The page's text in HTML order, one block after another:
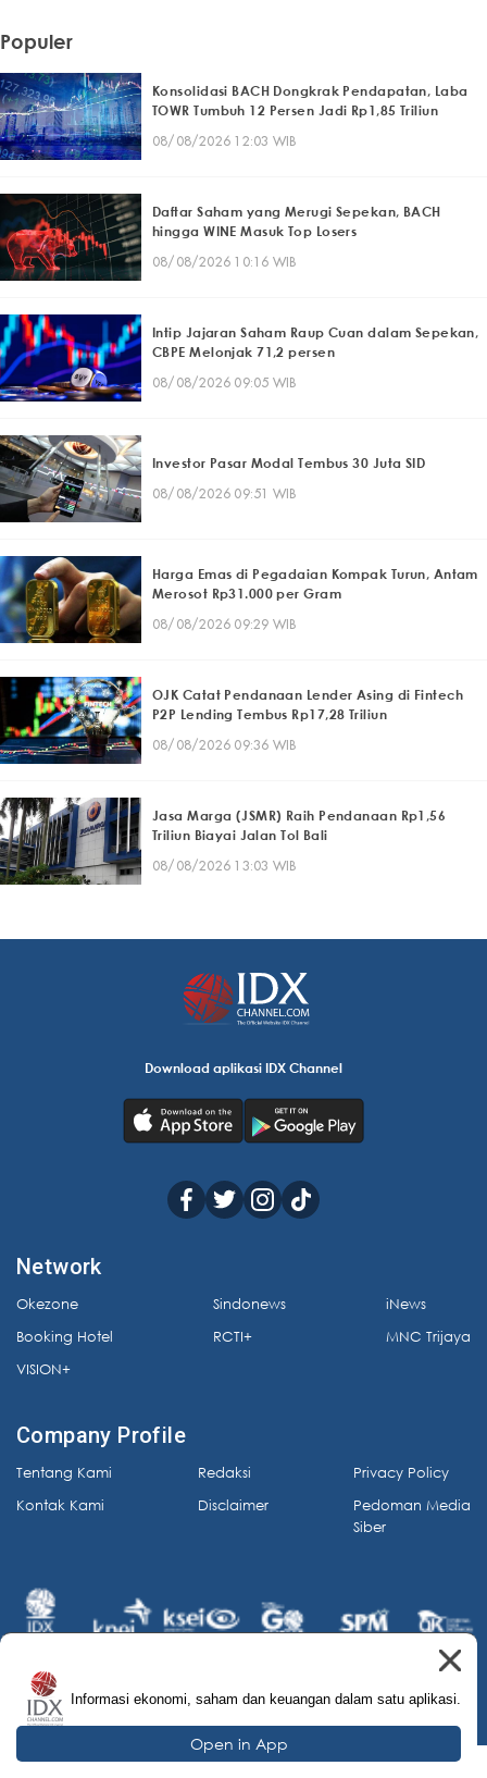
Populer
Konsolidasi BACH Dongkrak Pendapatan, Laba
TOWR Tumbuh 12 Persen Jadi Rp1,85 Triliun
08/08/2026 12:03 WIB
Daftar Saham yang Merugi Sepekan, BACH
hingga WINE Masuk Top Losers
08/08/2026 10:16 WIB
Intip Jajaran Saham Raup Cuan dalam Sepekan,
CBPE Melonjak 71,2 persen
08/08/2026 09:05 WIB
Investor Pasar Modal Tembus 30 Juta SID
08/08/2026 09:51 WIB
Harga Emas di Pegadaian Kompak Turun, Antam
Merosot Rp31.000 per Gram
08/08/2026 09:29 WIB
OJK Catat Pendanaan Lender Asing di Fintech
P2P Lending Tembus Rp17,28 Triliun
08/08/2026 09:36 WIB
Jasa Marga (JSMR) Raih Pendanaan Rp1,56
Triliun Biayai Jalan Tol Bali
08/08/2026 13:03 WIB
Download aplikasi IDX Channel
Network
Okezone
Booking Hotel
VISION+
Sindonews
RCTI+
iNews
MNC Trijaya
Company Profile
Tentang Kami
Kontak Kami
Redaksi
Disclaimer
Privacy Policy
Pedoman Media
Siber
© 2026 IDX Channel. All Rights Reserved.
Informasi ekonomi, saham dan keuangan dalam satu aplikasi.
Open in App